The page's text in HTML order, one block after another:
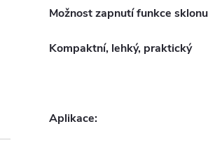
Možnost zapnutí funkce sklonu
Kompaktní, lehký, praktický
Aplikace: